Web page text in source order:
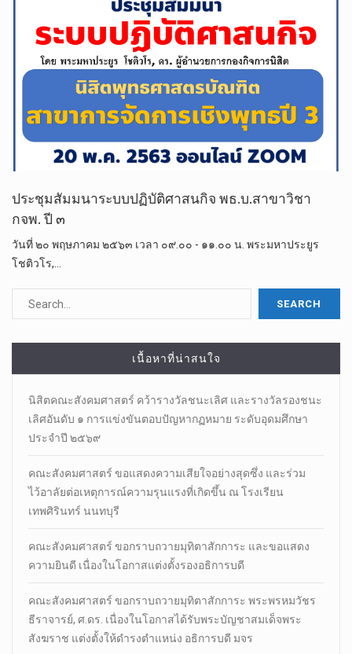
ประชุมสัมมนาระบบปฏิบัติศาสนกิจ พธ.บ.สาขาวิชา
กจพ. ปี ๓
วันที่ ๒๐ พฤษภาคม ๒๕๖๓ เวลา ๐๙.๐๐ - ๑๑.๐๐ น. พระมหาประยูร
โชติวโร,…
เนื้อหาที่น่าสนใจ
นิสิตคณะสังคมศาสตร์​ คว้ารางวัลชนะเลิศ และรางวัลรองชนะ
เลิศอันดับ ๑ การแข่งขันตอบปัญหากฏหมาย ระดับอุดมศึกษา
ประจำปี ๒๕๖๙
คณะสังคมศาสตร์ ขอแสดงความเสียใจอย่างสุดซึ่ง และร่วม
ไว้อาลัยต่อเหตุการณ์ความรุนแรงที่เกิดขึ้น ณ โรงเรียน
เทพศิรินทร์ นนทบุรี
คณะสังคมศาสตร์ ขอกราบถวายมุทิตาสักการะ และขอแสดง
ความยินดี เนื่องในโอกาสแต่งตั้งรองอธิการบดี
คณะสังคมศาสตร์ ขอกราบถวายมุทิตาสักการะ พระพรหมวัชร
ธีราจารย์, ศ.ดร. เนื่องในโอกาสได้รับพระบัญชาสมเด็จพระ
สังฆราช แต่งตั้งให้ดำรงตำแหน่ง อธิการบดี มจร